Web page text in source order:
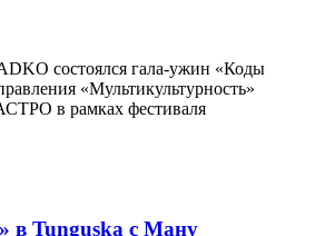
состоялся гала-ужин «Коды
«Мультикультурность»
в рамках фестиваля
в Tunguska c Ману